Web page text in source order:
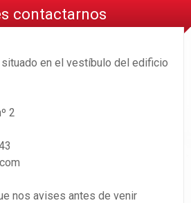
contactarnos
en el vestíbulo del edificio
2
nos avises antes de venir